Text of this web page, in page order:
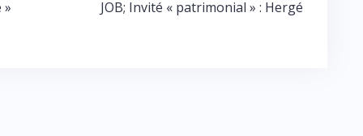
»
JOB; Invité « patrimonial » : Hergé